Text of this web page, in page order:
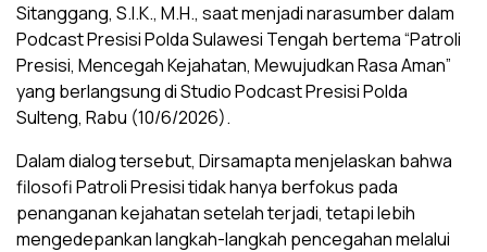
Sitanggang, S.I.K., M.H., saat menjadi narasumber dalam
Podcast Presisi Polda Sulawesi Tengah bertema “Patroli
Presisi, Mencegah Kejahatan, Mewujudkan Rasa Aman”
yang berlangsung di Studio Podcast Presisi Polda
Sulteng, Rabu (10/6/2026).
Dalam dialog tersebut, Dirsamapta menjelaskan bahwa
filosofi Patroli Presisi tidak hanya berfokus pada
penanganan kejahatan setelah terjadi, tetapi lebih
mengedepankan langkah-langkah pencegahan melalui